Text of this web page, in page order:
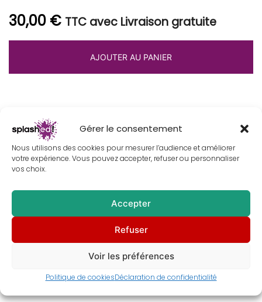
Gérer le consentement
Nous utilisons des cookies pour mesurer l’audience et améliorer
votre expérience. Vous pouvez accepter, refuser ou personnaliser
vos choix.
Accepter
Refuser
Voir les préférences
Politique de cookiesDéclaration de confidentialité
30,00 € TTC avec Livraison gratuite
AJOUTER AU PANIER
Description
Informations complémentaires
Fais de ton intérieur un décor qui te ressemble avec
ce
art du chanteur deQueenen peinture digitale.
Freddie Mercuryte comblera.